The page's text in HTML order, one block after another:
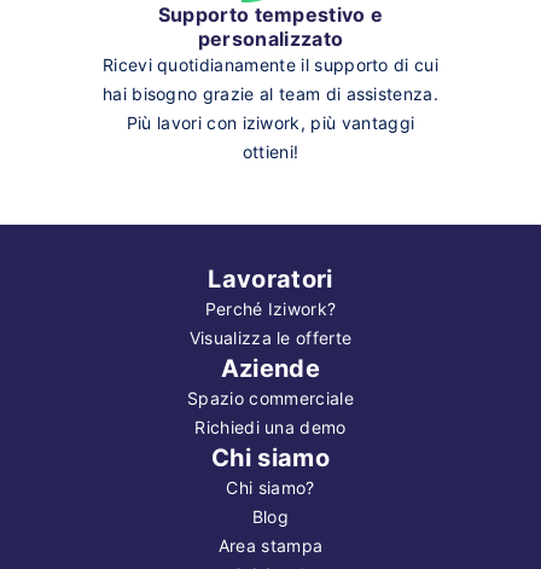
Supporto tempestivo e
personalizzato
Ricevi quotidianamente il supporto di cui
hai bisogno grazie al team di assistenza.
Più lavori con iziwork, più vantaggi
ottieni!
Lavoratori
Perché Iziwork?
Visualizza le offerte
Aziende
Spazio commerciale
Richiedi una demo
Chi siamo
Chi siamo?
Blog
Area stampa